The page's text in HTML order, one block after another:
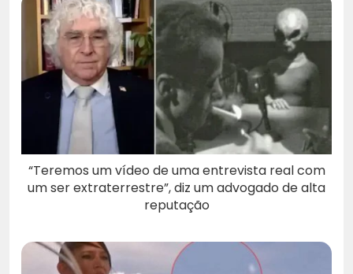
“Teremos um vídeo de uma entrevista real com
um ser extraterrestre”, diz um advogado de alta
reputação